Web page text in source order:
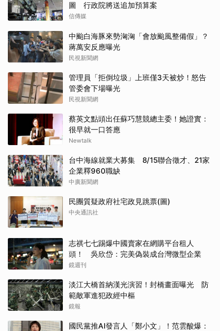
圖 行政院將送追加預算案
信傳媒
中颱白海豚來勢洶洶「會放颱風整備假」？
蔣萬安反應曝光
民視新聞網
管理員「拒倒垃圾」上班僅3天被炒！怒告
管委會下場曝光
民視新聞網
蔡英文點頭出任蘇巧慧競總主委！她證實：
很早就一口答應
Newtalk
台中海線就業大募集 8/15聯合徵才、21家
企業釋960職缺
中廣新聞網
民團質疑政府社宅政見跳票(圖)
中央通訊社
志祺七七踢爆中國賣家在網購平台租人
頭！ 吳欣岱：完美偽裝成台灣微型企業
鏡週刊
淡江大橋首納漢光演習！封橋畫面曝光 防
範敵軍進犯政經中樞
鏡報
國民黨推AI發言人「鄭小文」！范雲酸爆：